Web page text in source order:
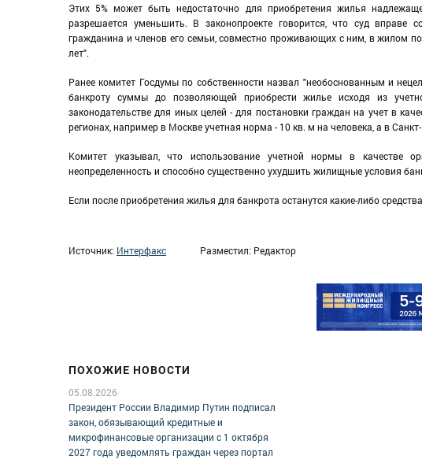
Этих 5% может быть недостаточно для приобретения жилья
разрешается уменьшить. В законопроекте говорится, что суд вправе
гражданина и членов его семьи, совместно проживающих с ним, в жилом
лет".
Ранее комитет Госдумы по собственности назвал "необоснованным и
банкроту суммы до позволяющей приобрести жилье исходя из
законодательстве для иных целей - для постановки граждан на учет в
регионах, например в Москве учетная норма - 10 кв. м на человека, а в Санкт-
Комитет указывал, что использование учетной нормы в качестве
неопределенность и способно существенно ухудшить жилищные условия
Если после приобретения жилья для банкрота останутся какие-либо
Источник: Интерфакс Разместил: Редактор
ПОХОЖИЕ НОВОСТИ
05.08.2026
Президент России Владимир Путин подписал
закон, обязывающий кредитные и
микрофинансовые организации с 1 октября
2027 года уведомлять граждан через портал